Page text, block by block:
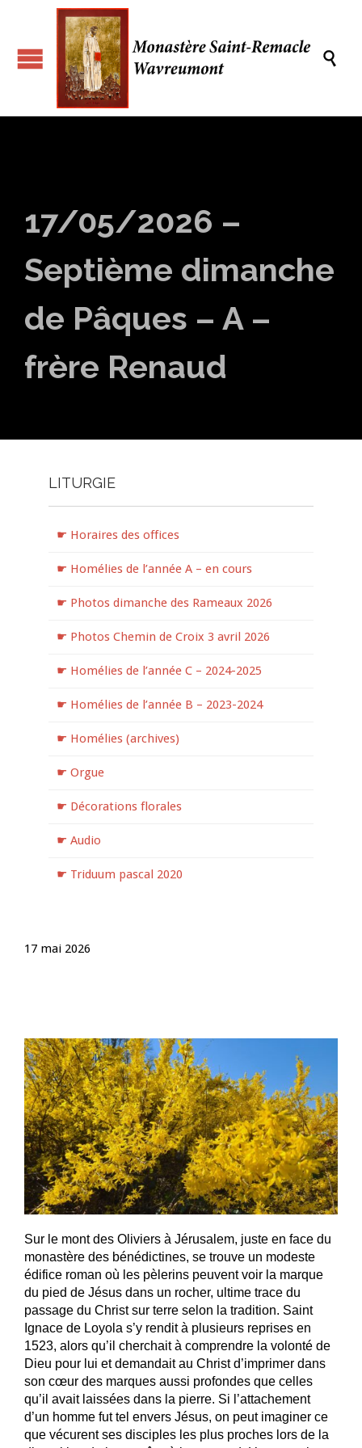

17/05/2026 –
Septième dimanche
de Pâques – A –
frère Renaud
LITURGIE
☛ Horaires des offices
☛ Homélies de l’année A – en cours
☛ Photos dimanche des Rameaux 2026
☛ Photos Chemin de Croix 3 avril 2026
☛ Homélies de l’année C – 2024-2025
☛ Homélies de l’année B – 2023-2024
☛ Homélies (archives)
☛ Orgue
☛ Décorations florales
☛ Audio
☛ Triduum pascal 2020
17 mai 2026
Sur le mont des Oliviers à Jérusalem, juste en face du
monastère des bénédictines, se trouve un modeste
édifice roman où les pèlerins peuvent voir la marque
du pied de Jésus dans un rocher, ultime trace du
passage du Christ sur terre selon la tradition. Saint
Ignace de Loyola s’y rendit à plusieurs reprises en
1523, alors qu’il cherchait à comprendre la volonté de
Dieu pour lui et demandait au Christ d’imprimer dans
son cœur des marques aussi profondes que celles
qu’il avait laissées dans la pierre. Si l’attachement
d’un homme fut tel envers Jésus, on peut imaginer ce
que vécurent ses disciples les plus proches lors de la